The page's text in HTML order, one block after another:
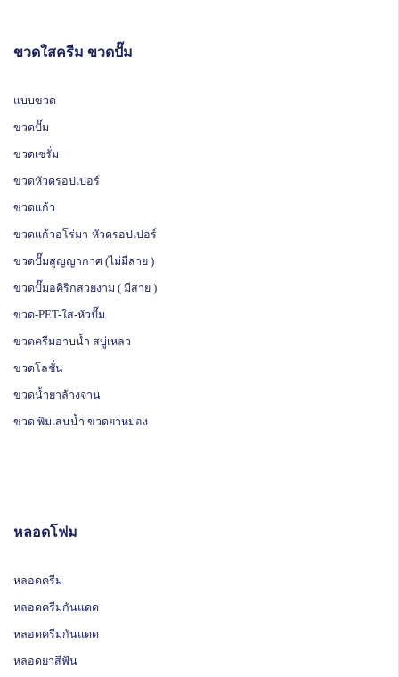
ขวดใสครีม ขวดปั๊ม
แบบขวด
ขวดปั๊ม
ขวดเซรั่ม
ขวดหัวดรอปเปอร์
ขวดแก้ว
ขวดแก้วอโร่มา-หัวดรอปเปอร์
ขวดปั๊มสูญญากาศ (ไม่มีสาย )
ขวดปั๊มอคิริกสวยงาม ( มีสาย )
ขวด-PET-ใส-หัวปั๊ม
ขวดครีมอาบน้ำ สบู่เหลว
ขวดโลชั่น
ขวดน้ำยาล้างจาน
ขวด พิมเสนน้ำ ขวดยาหม่อง
หลอดโฟม
หลอดครีม
หลอดครีมกันแดด
หลอดครีมกันแดด
หลอดยาสีฟัน